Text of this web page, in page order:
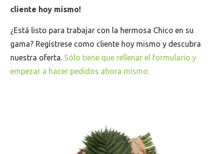
cliente hoy mismo!
¿Está listo para trabajar con la hermosa Chico en su
gama? Regístrese como cliente hoy mismo y descubra
nuestra oferta. Sólo tiene que rellenar el formulario y
empezar a hacer pedidos ahora mismo.